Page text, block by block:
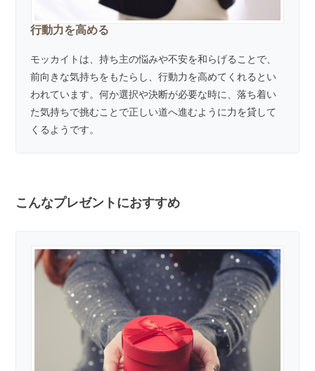
行動力を高める
モッカイトは、持ち主の悩みや不安を和らげることで、
前向きな気持ちをもたらし、行動力を高めてくれるとい
われています。何か選択や決断が必要な時に、落ち着い
た気持ちで挑むことで正しい道へ進むように力を貸して
くるようです。
こんなプレゼントにおすすめ